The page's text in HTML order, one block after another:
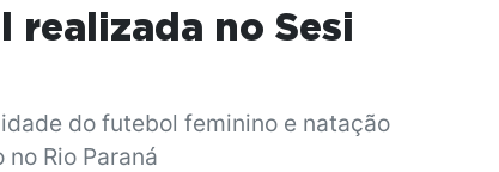
realizada no Sesi
do futebol feminino e natação
Rio Paraná